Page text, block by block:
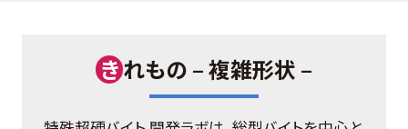
技術コラムきれもの – 複雑形状 –